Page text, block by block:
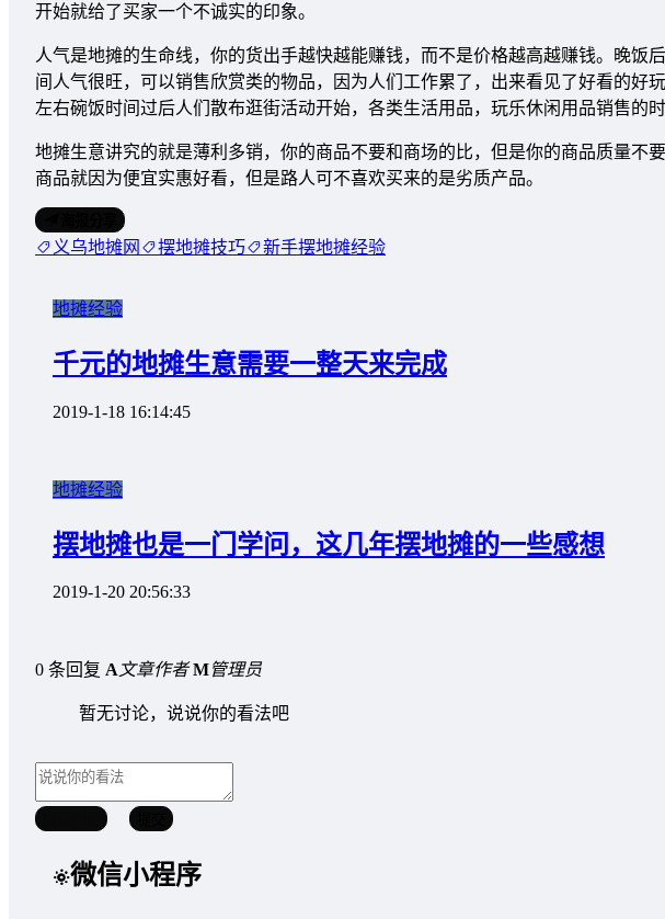
开始就给了买家一个不诚实的印象。
人气是地摊的生命线，你的货出手越快越能赚钱，而不是价格越高越赚钱。晚饭
间人气很旺，可以销售欣赏类的物品，因为人们工作累了，出来看见了好看的好
左右碗饭时间过后人们散布逛街活动开始，各类生活用品，玩乐休闲用品销售的时
地摊生意讲究的就是薄利多销，你的商品不要和商场的比，但是你的商品质量不
商品就因为便宜实惠好看，但是路人可不喜欢买来的是劣质产品。
义乌地摊网 摆地摊技巧 新手摆地摊经验
地摊经验
千元的地摊生意需要一整天来完成
2019-1-18 16:14:45
地摊经验
摆地摊也是一门学问，这几年摆地摊的一些感想
2019-1-20 20:56:33
0 条回复 A文章作者 M管理员
暂无讨论，说说你的看法吧
微信小程序